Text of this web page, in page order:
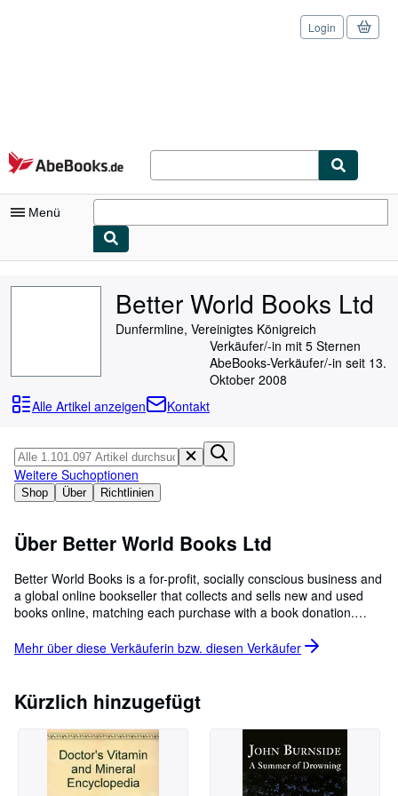
Zum Hauptinhalt
AbeBooks.de
Login
Menü
Meine Bestellungen
Sammlungen
Kunst & Sammlerstücke
Verkäufer
Hilfe
SCHLIESSEN
Better World Books Ltd
Dunfermline, Vereinigtes Königreich
Verkäufer/-in mit 5 Sternen
AbeBooks-Verkäufer/-in seit 13.
Oktober 2008
Alle Artikel anzeigen
Kontakt
Shop Über Richtlinien
Weitere Suchoptionen
Über Better World Books Ltd
Better World Books is a for-profit, socially conscious business and
a global online bookseller that collects and sells new and used
books online, matching each purchase with a book donation.
the U.S., the U.K., and around the world. Since its launch in 2003,
more than 475 million books.
Mehr über diese Verkäuferin bzw. diesen Verkäufer
Kürzlich hinzugefügt